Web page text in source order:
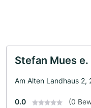
Stefan Mues e.
Am Alten Landhaus 2,
0.0 (0